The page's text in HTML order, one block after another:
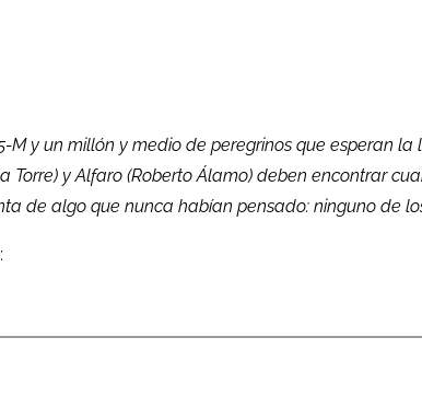
M y un millón y medio de peregrinos que esperan
Torre) y Alfaro (Roberto Álamo) deben encontrar
de algo que nunca habían pensado: ninguno de